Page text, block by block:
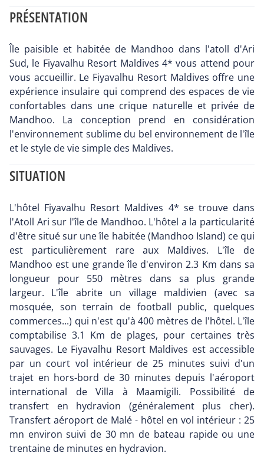
PRÉSENTATION
Île paisible et habitée de Mandhoo dans l'atoll d'Ari
Sud, le Fiyavalhu Resort Maldives 4* vous attend pour
vous accueillir. Le Fiyavalhu Resort Maldives offre une
expérience insulaire qui comprend des espaces de vie
confortables dans une crique naturelle et privée de
Mandhoo. La conception prend en considération
l'environnement sublime du bel environnement de l'île
et le style de vie simple des Maldives.
SITUATION
L'hôtel Fiyavalhu Resort Maldives 4* se trouve dans
l'Atoll Ari sur l'île de Mandhoo. L'hôtel a la particularité
d'être situé sur une île habitée (Mandhoo Island) ce qui
est particulièrement rare aux Maldives. L'île de
Mandhoo est une grande île d'environ 2.3 Km dans sa
longueur pour 550 mètres dans sa plus grande
largeur. L'île abrite un village maldivien (avec sa
mosquée, son terrain de football public, quelques
commerces...) qui n'est qu'à 400 mètres de l'hôtel. L'île
comptabilise 3.1 Km de plages, pour certaines très
sauvages. Le Fiyavalhu Resort Maldives est accessible
par un court vol intérieur de 25 minutes suivi d'un
trajet en hors-bord de 30 minutes depuis l'aéroport
international de Villa à Maamigili. Possibilité de
transfert en hydravion (généralement plus cher).
Transfert aéroport de Malé - hôtel en vol intérieur : 25
mn environ suivi de 30 mn de bateau rapide ou une
trentaine de minutes en hydravion.